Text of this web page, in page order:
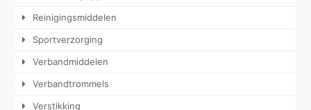
Reinigingsmiddelen
Sportverzorging
Verbandmiddelen
Verbandtrommels
Verstikking